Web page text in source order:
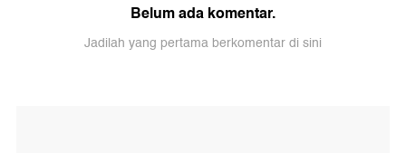
Belum ada komentar.
Jadilah yang pertama berkomentar di sini